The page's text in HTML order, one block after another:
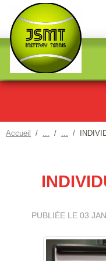
Accueil
PUBLIÉE LE 03
Panneau de gestion des